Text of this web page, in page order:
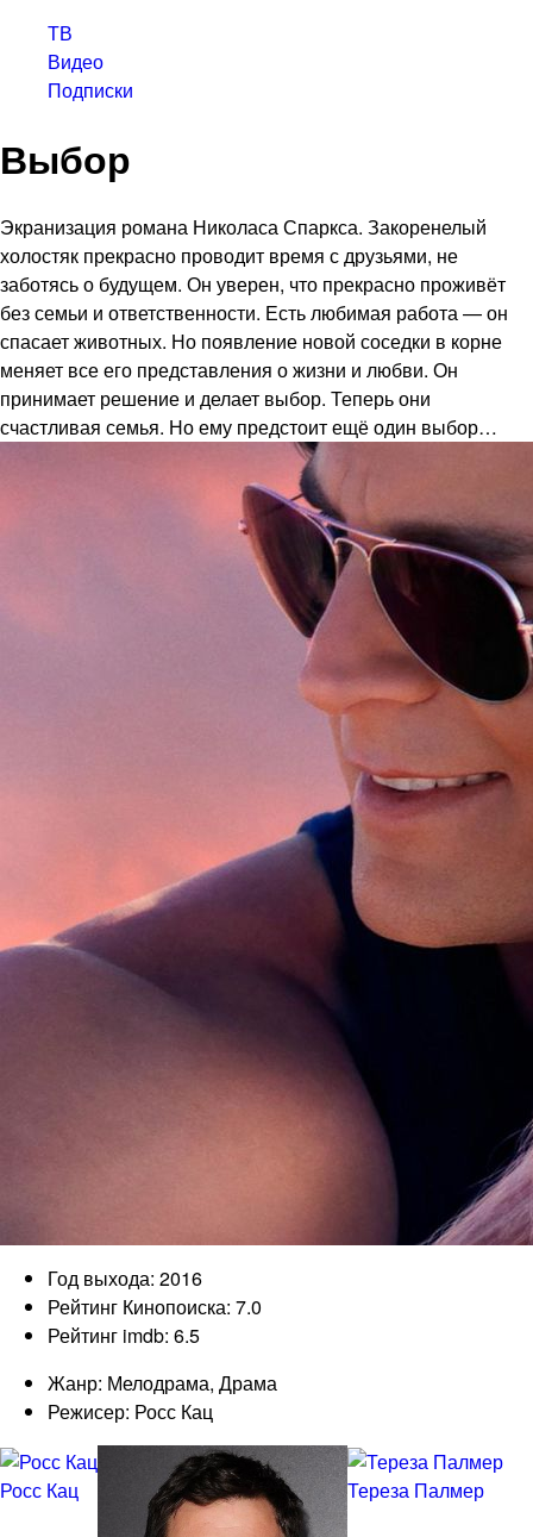
ТВ
Видео
Подписки
Выбор
Экранизация романа Николаса Спаркса. Закоренелый
холостяк прекрасно проводит время с друзьями, не
заботясь о будущем. Он уверен, что прекрасно проживёт
без семьи и ответственности. Есть любимая работа — он
спасает животных. Но появление новой соседки в корне
меняет все его представления о жизни и любви. Он
принимает решение и делает выбор. Теперь они
счастливая семья. Но ему предстоит ещё один выбор…
Год выхода: 2016
Рейтинг Кинопоиска: 7.0
Рейтинг imdb: 6.5
Жанр: Мелодрама, Драма
Режисер: Росс Кац
Росс Кац Тереза Палмер